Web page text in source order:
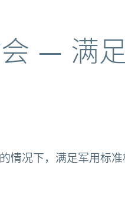
DC-DC 电源
— 满
情况下，满足军用标准